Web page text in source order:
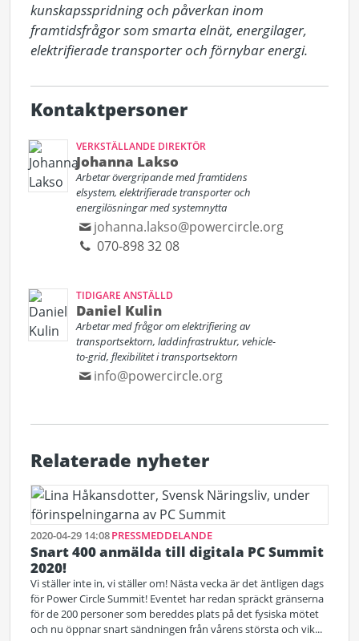
kunskapsspridning och påverkan inom
framtidsfrågor som smarta elnät, energilager,
elektrifierade transporter och förnybar energi.
Kontaktpersoner
VERKSTÄLLANDE DIREKTÖR
Johanna Lakso
Arbetar övergripande med framtidens
elsystem, elektrifierade transporter och
energilösningar med systemnytta
johanna.lakso@powercircle.org
070-898 32 08
TIDIGARE ANSTÄLLD
Daniel Kulin
Arbetar med frågor om elektrifiering av
transportsektorn, laddinfrastruktur, vehicle-
to-grid, flexibilitet i transportsektorn
info@powercircle.org
Relaterade nyheter
2020-04-29 14:08PRESSMEDDELANDE
Snart 400 anmälda till digitala PC Summit
2020!
Vi ställer inte in, vi ställer om! Nästa vecka är det äntligen dags
för Power Circle Summit! Eventet har redan spräckt gränserna
för de 200 personer som bereddes plats på det fysiska mötet
och nu öppnar snart sändningen från vårens största och vik...